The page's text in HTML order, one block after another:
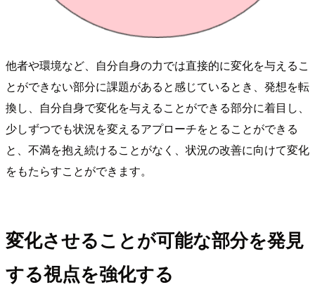
他者や環境など、自分自身の力では直接的に変化を与えるこ
とができない部分に課題があると感じているとき、発想を転
換し、自分自身で変化を与えることができる部分に着目し、
少しずつでも状況を変えるアプローチをとることができる
と、不満を抱え続けることがなく、状況の改善に向けて変化
をもたらすことができます。
変化させることが可能な部分を発見
する視点を強化する